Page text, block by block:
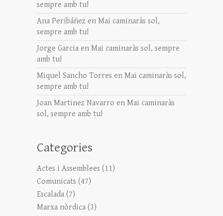
sempre amb tu!
Ana Peribáñez en Mai caminaràs sol,
sempre amb tu!
Jorge Garcia en Mai caminaràs sol, sempre
amb tu!
Miquel Sancho Torres en Mai caminaràs sol,
sempre amb tu!
Joan Martinez Navarro en Mai caminaràs
sol, sempre amb tu!
Categories
Actes i Assemblees (11)
Comunicats (47)
Escalada (7)
Marxa nòrdica (3)